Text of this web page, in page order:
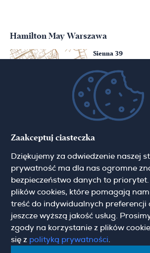
Hamilton May Warszawa
Sienna 39
(+48) 22 428 16 15
31-117 Krakow
(+48) 12 426 51 26
Hamilton May Wrocław
Zaakceptuj ciasteczka
Dziękujemy za odwiedzenie naszej
prywatność ma dla nas ogromne
bezpieczeństwo danych to
plików cookies, które pomagają
treść do indywidualnych preferencji
jeszcze wyższą jakość usług.
zgody na korzystanie z plików
się z polityką prywatności